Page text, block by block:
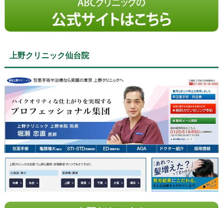
上野クリニック仙台院